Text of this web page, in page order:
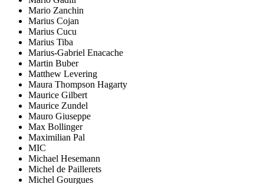
Mario Zanchin
Marius Cojan
Marius Cucu
Marius Tiba
Marius-Gabriel Enacache
Martin Buber
Matthew Levering
Maura Thompson Hagarty
Maurice Gilbert
Maurice Zundel
Mauro Giuseppe
Max Bollinger
Maximilian Pal
MIC
Michael Hesemann
Michel de Paillerets
Michel Gourgues